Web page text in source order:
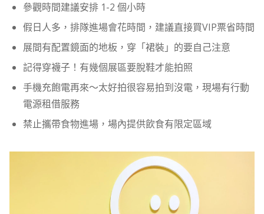
參觀時間建議安排 1-2 個小時
假日人多，排隊進場會花時間，建議直接買VIP票省時間
展間有配置鏡面的地板，穿「裙裝」的要自己注意
記得穿襪子！有幾個展區要脫鞋才能拍照
手機充飽電再來～太好拍很容易拍到沒電，現場有行動
電源租借服務
禁止攜帶食物進場，場內提供飲食有限定區域